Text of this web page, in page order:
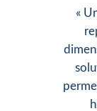
«